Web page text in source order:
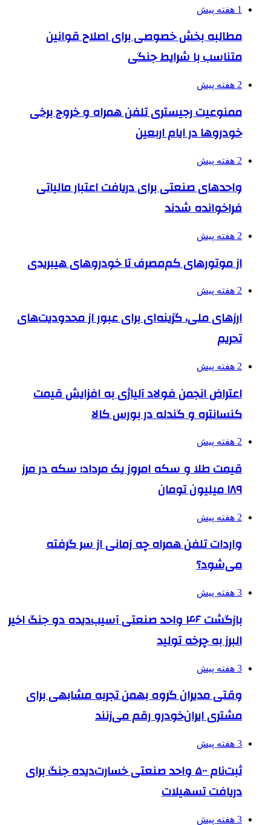
1 هفته پیش
مطالبه بخش خصوصی برای اصلاح قوانین
متناسب با شرایط جنگی
2 هفته پیش
ممنوعیت رجیستری تلفن همراه و خروج برخی
خودروها در ایام اربعین
2 هفته پیش
واحدهای صنعتی برای دریافت اعتبار مالیاتی
فراخوانده شدند
2 هفته پیش
از موتورهای کم‌مصرف تا خودروهای هیبریدی
2 هفته پیش
ارزهای ملی، گزینه‌ای برای عبور از محدودیت‌های
تحریم
2 هفته پیش
اعتراض انجمن فولاد آلیاژی به افزایش قیمت
کنسانتره و گندله در بورس کالا
2 هفته پیش
قیمت طلا و سکه امروز یک مرداد؛ سکه در مرز
۱۸۹ میلیون تومان
2 هفته پیش
واردات تلفن همراه چه زمانی از سر گرفته
می‌شود؟
3 هفته پیش
بازگشت ۴۶ واحد صنعتی آسیب‌دیده دو جنگ اخیر
البرز به چرخه تولید
3 هفته پیش
وقتی مدیران گروه بهمن تجربه مشابهی برای
مشتری ایران‌خودرو رقم می‌زنند
3 هفته پیش
ثبت‌نام ۵۰۰ واحد صنعتی خسارت‌دیده جنگ برای
دریافت تسهیلات
3 هفته پیش